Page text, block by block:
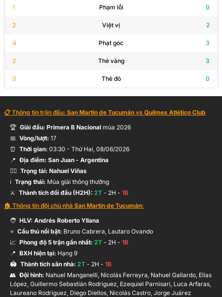
E.López
1 Phạm lỗi 0
2 Việt vị 2
4 Phạt góc 3
2 Thẻ vàng 3
0 Thẻ đỏ 0
📋 Thông tin trận đấu: San Martín de Tucumán vs Quilmes Atlético Club
🏆 Giải đấu: Primera B Nacional mùa 2026
📅 Vòng/lượt: 17
⏰ Thời gian: 03:30 - Thứ Hai, 08/06/2026
📍 Địa điểm: San Juan - Argentina
🧑‍⚖️ Trọng tài: Nahuel Viñas
ℹ️ Trạng thái: Mùa giải thông thường
⚔️ Thành tích đối đầu (H2H): 2T - 2H - 1B
🏠 Thông tin đội chủ nhà San Martín de Tucumán:
🧑 HLV: Andrés Roberto Yllana
⭐ Cầu thủ nổi bật: Bruno Cabrera, Lautaro Ovando
📈 Phong độ 5 trận gần nhất: 2T - 2H - 1B
📍 BXH hiện tại: Hạng 9
🏟️ Thành tích sân nhà: 2T - 2H - 1B
👥 Đội hình: Nahuel Manganelli, Nicolás Ferreyra, Nahuel Gallardo, Elías
López, Guillermo Sebastián Rodriguez, Ezequiel Parnisari, Luca Arfaras,
Laureano Rodríguez, Diego Diellos, Nicolás Castro, Jorge Juárez